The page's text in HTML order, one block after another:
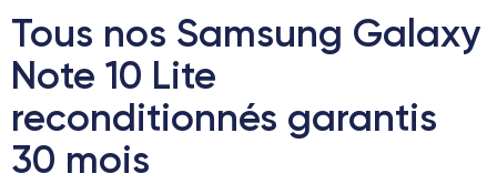
Tous nos Samsung Galaxy
Note 10 Lite
reconditionnés garantis
30 mois